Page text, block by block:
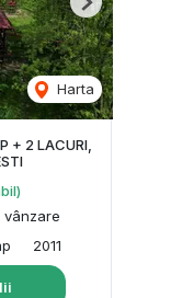
Harta
Next
+ 2 LACURI,
vânzare
2011